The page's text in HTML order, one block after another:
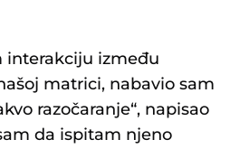
interakciju između
matrici, nabavio sam
razočaranje“, napisao
da ispitam njeno